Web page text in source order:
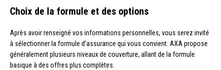
Choix de la formule et des options
Après avoir renseigné vos informations personnelles, vous serez invité
à sélectionner la formule d’assurance qui vous convient. AXA propose
généralement plusieurs niveaux de couverture, allant de la formule
basique à des offres plus complètes.